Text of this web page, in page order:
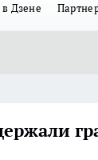
Дзене